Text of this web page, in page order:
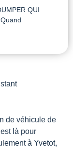
QUI
de véhicule de
là pour
à Yvetot,